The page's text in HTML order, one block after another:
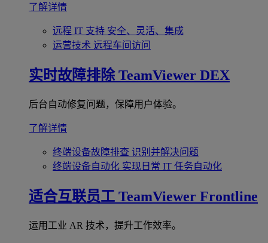
了解详情
远程 IT 支持 安全、灵活、集成
运营技术 远程车间访问
实时故障排除 TeamViewer DEX
后台自动修复问题，保障用户体验。
了解详情
终端设备故障排查 识别并解决问题
终端设备自动化 实现日常 IT 任务自动化
适合互联员工 TeamViewer Frontline
运用工业 AR 技术，提升工作效率。